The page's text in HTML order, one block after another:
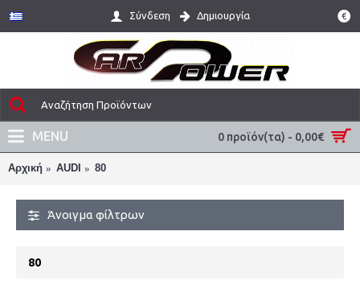
€
Σύνδεση Δημιουργία
0 προϊόν(τα) - 0,00€
MENU
Αρχική AUDI 80
Άνοιγμα φίλτρων
80